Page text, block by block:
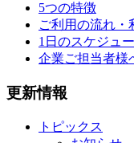
5つの特徴
ご利用の流れ・
1日のスケジュ
企業ご担当者様
更新情報
トピックス